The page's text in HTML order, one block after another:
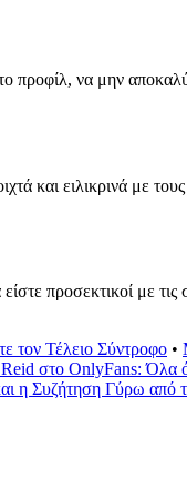
προφίλ, να μην
και ειλικρινά με
προσεκτικοί με τις
τον Τέλειο Σύντροφο •
στο OnlyFans: Όλα
η Συζήτηση Γύρω από